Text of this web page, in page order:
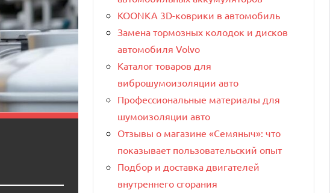
KOONKA 3D-коврики в автомобиль
Замена тормозных колодок и дисков
автомобиля Volvo
Каталог товаров для
виброшумоизоляции авто
Профессиональные материалы для
шумоизоляции авто
Отзывы о магазине «Семяныч»: что
показывает пользовательский опыт
Подбор и доставка двигателей
внутреннего сгорания